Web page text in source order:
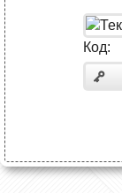
Код: